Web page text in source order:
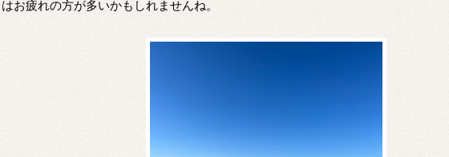
お疲れの方が多いかもしれませんね。